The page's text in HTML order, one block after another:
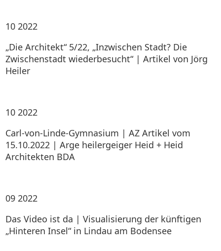
10 2022
„Die Architekt“ 5/22, „Inzwischen Stadt? Die
Zwischenstadt wiederbesucht“ | Artikel von Jörg
Heiler
10 2022
Carl-von-Linde-Gymnasium | AZ Artikel vom
15.10.2022 | Arge heilergeiger Heid + Heid
Architekten BDA
09 2022
Das Video ist da | Visualisierung der künftigen
„Hinteren Insel“ in Lindau am Bodensee